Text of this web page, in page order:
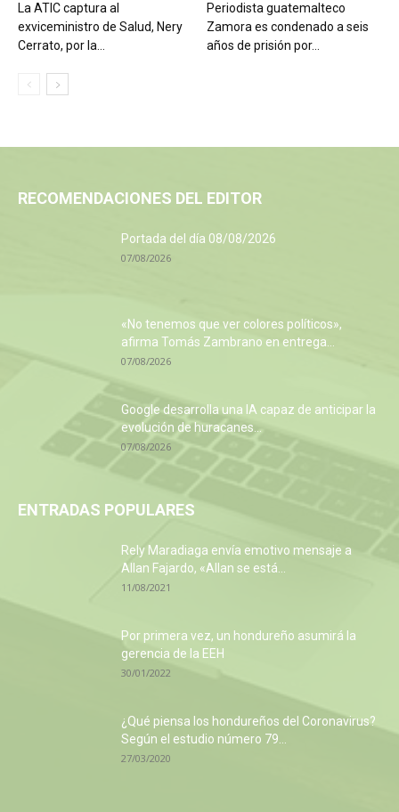
La ATIC captura al
exviceministro de Salud, Nery
Cerrato, por la...
Periodista guatemalteco
Zamora es condenado a seis
años de prisión por...
RECOMENDACIONES DEL EDITOR
Portada del día 08/08/2026
07/08/2026
«No tenemos que ver colores políticos»,
afirma Tomás Zambrano en entrega...
07/08/2026
Google desarrolla una IA capaz de anticipar la
evolución de huracanes...
07/08/2026
ENTRADAS POPULARES
Rely Maradiaga envía emotivo mensaje a
Allan Fajardo, «Allan se está...
11/08/2021
Por primera vez, un hondureño asumirá la
gerencia de la EEH
30/01/2022
¿Qué piensa los hondureños del Coronavirus?
Según el estudio número 79...
27/03/2020